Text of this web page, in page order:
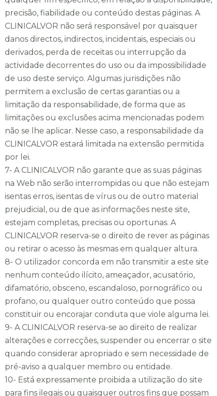
precisão, fiabilidade ou conteúdo destas páginas. A
CLINICALVOR não será responsável por quaisquer
danos directos, indirectos, incidentais, especiais ou
derivados, perda de receitas ou interrupção da
actividade decorrentes do uso ou da impossibilidade
de uso deste serviço. Algumas jurisdições não
permitem a exclusão de certas garantias ou a
limitação da responsabilidade, de forma que as
limitações ou exclusões acima mencionadas podem
não se lhe aplicar. Nesse caso, a responsabilidade da
CLINICALVOR estará limitada na extensão permitida
por lei.
7- A CLINICALVOR não garante que as suas páginas
na Web não serão interrompidas ou que não estejam
isentas erros, isentas de vírus ou de outro material
prejudicial, ou de que as informações neste site,
estejam completas, precisas ou oportunas. A
CLINICALVOR reserva-se o direito de rever as páginas
ou retirar o acesso às mesmas em qualquer altura.
8- O utilizador concorda em não transmitir a este site
nenhum conteúdo ilícito, ameaçador, acusatório,
difamatório, obsceno, escandaloso, pornográfico ou
profano, ou qualquer outro conteúdo que possa
constituir ou encorajar conduta que viole alguma lei.
9- A CLINICALVOR reserva-se ao direito de realizar
alterações e correcções, suspender ou encerrar o site
quando considerar apropriado e sem necessidade de
pré-aviso a qualquer membro ou entidade.
10- Está expressamente proibida a utilização do site
para fins ilegais ou quaisquer outros fins que possam